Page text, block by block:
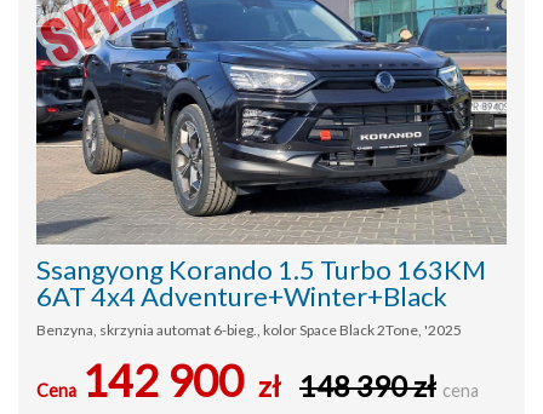
Ssangyong Korando 1.5 Turbo 163KM
6AT 4x4 Adventure+Winter+Black
Benzyna, skrzynia automat 6-bieg., kolor Space Black 2Tone, '2025
Cena 142 900 zł 148 390 zł cena